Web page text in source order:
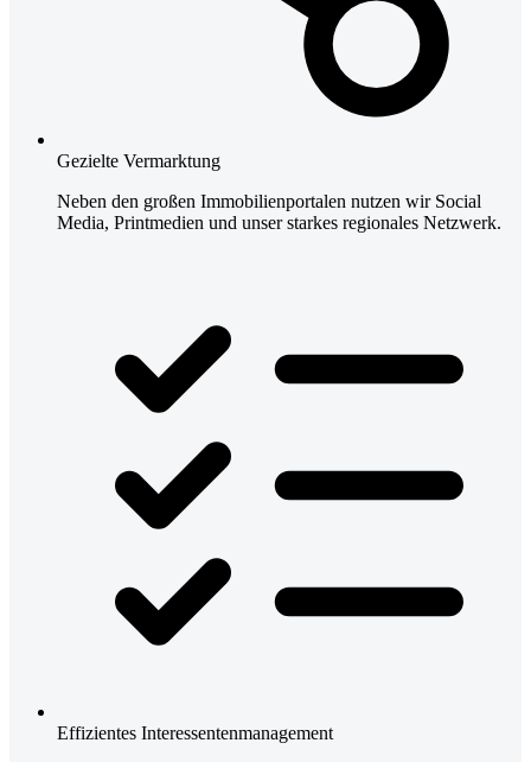
Gezielte Vermarktung
Neben den großen Immobilienportalen nutzen wir Social
Media, Printmedien und unser starkes regionales Netzwerk.
Effizientes Interessentenmanagement